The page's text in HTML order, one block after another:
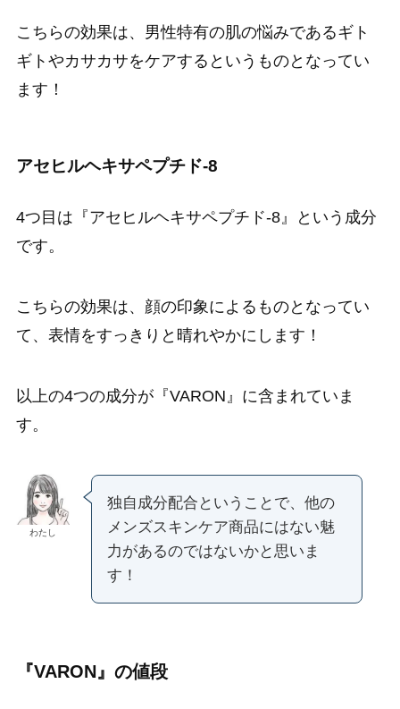
こちらの効果は、男性特有の肌の悩みであるギト
ギトやカサカサをケアするというものとなってい
ます！
アセヒルヘキサペプチド-8
4つ目は『アセヒルヘキサペプチド-8』という成分
です。
こちらの効果は、顔の印象によるものとなってい
て、表情をすっきりと晴れやかにします！
以上の4つの成分が『VARON』に含まれていま
す。
わたし
独自成分配合ということで、他の
メンズスキンケア商品にはない魅
力があるのではないかと思いま
す！
『VARON』の値段